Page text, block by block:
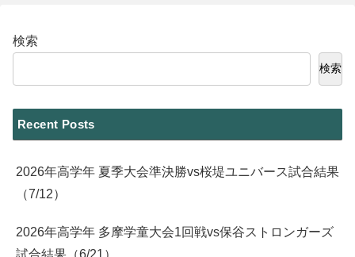
検索
検索
Recent Posts
2026年高学年 夏季大会準決勝vs桜堤ユニバース試合結果
（7/12）
2026年高学年 多摩学童大会1回戦vs保谷ストロンガーズ
試合結果（6/21）